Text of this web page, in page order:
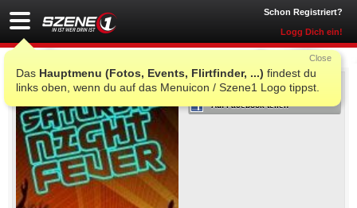
Schon Registriert?
Logg Dich ein!
Das Hauptmenu (Fotos, Events, Flirtfinder, ...) findest du
links oben, wenn du auf das Menuicon / Szene1 Logo tippst.
Close
ICH WAR AUCH DORT
Auf Facebook teilen